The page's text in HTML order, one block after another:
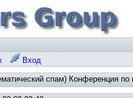
Вход
спам) Конференция по